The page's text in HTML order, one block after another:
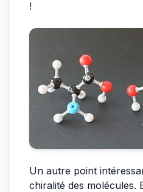
!
Un autre point
chiralité des molécules.